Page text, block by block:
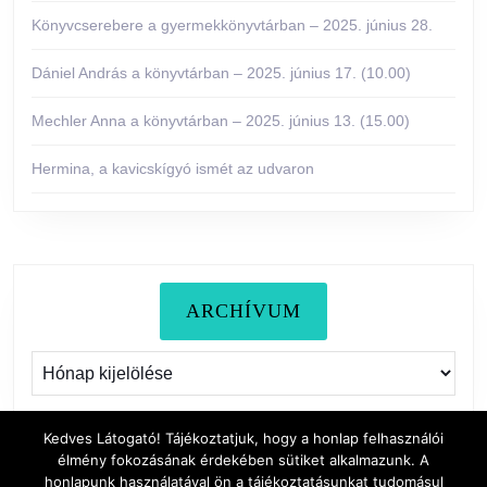
Könyvcserebere a gyermekkönyvtárban – 2025. június 28.
Dániel András a könyvtárban – 2025. június 17. (10.00)
Mechler Anna a könyvtárban – 2025. június 13. (15.00)
Hermina, a kavicskígyó ismét az udvaron
ARCHÍVUM
Archívum
Kedves Látogató! Tájékoztatjuk, hogy a honlap felhasználói
élmény fokozásának érdekében sütiket alkalmazunk. A
honlapunk használatával ön a tájékoztatásunkat tudomásul